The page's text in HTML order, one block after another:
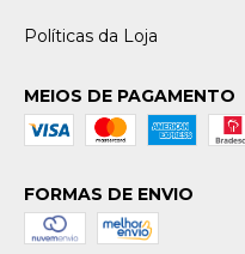
Políticas da Loja
MEIOS DE PAGAMENTO
FORMAS DE ENVIO